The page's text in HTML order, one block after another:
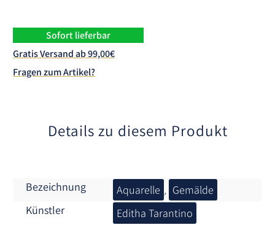
Sofort lieferbar
Gratis Versand ab 99,00€
Fragen zum Artikel?
Details zu diesem Produkt
Bezeichnung Aquarelle , Gemälde
Künstler
Editha Tarantino